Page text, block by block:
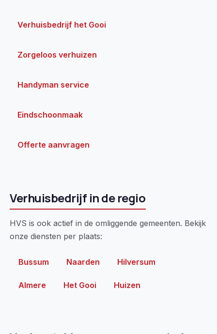
Verhuisbedrijf het Gooi
Zorgeloos verhuizen
Handyman service
Eindschoonmaak
Offerte aanvragen
Verhuisbedrijf in de regio
HVS is ook actief in de omliggende gemeenten. Bekijk
onze diensten per plaats:
Bussum Naarden Hilversum
Almere Het Gooi Huizen